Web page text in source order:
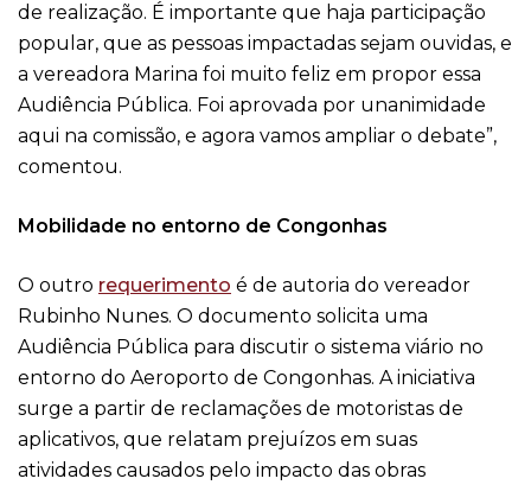
de realização. É importante que haja participação
popular, que as pessoas impactadas sejam ouvidas, e
a vereadora Marina foi muito feliz em propor essa
Audiência Pública. Foi aprovada por unanimidade
aqui na comissão, e agora vamos ampliar o debate”,
comentou.
Mobilidade no entorno de Congonhas
O outro requerimento é de autoria do vereador
Rubinho Nunes. O documento solicita uma
Audiência Pública para discutir o sistema viário no
entorno do Aeroporto de Congonhas. A iniciativa
surge a partir de reclamações de motoristas de
aplicativos, que relatam prejuízos em suas
atividades causados pelo impacto das obras